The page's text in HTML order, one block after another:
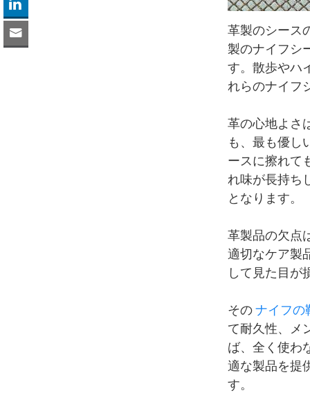
革製のシース
製のナイフシ
す。散歩やハ
れらのナイフ
革の心地よさ
も、最も優し
ースに擦れて
れ味が長持ち
となります。
革製品の欠点
適切なケア製
して見た目が
そのナイフの
て耐久性、メ
ば、全く使わ
適な製品を提
す。